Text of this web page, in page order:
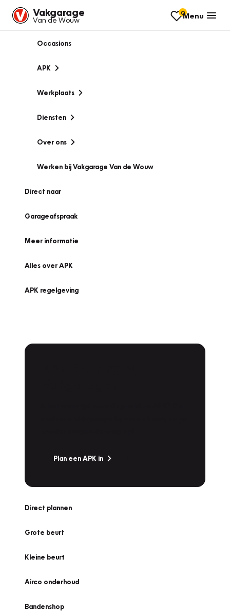
Vakgarage
Van de Wouw
0Menu
Occasions
APK
Werkplaats
Diensten
Over ons
Werken bij Vakgarage Van de Wouw
Direct naar
Garageafspraak
Meer informatie
Alles over APK
APK regelgeving
Plan een APK in
Direct plannen
Grote beurt
Kleine beurt
Airco onderhoud
Bandenshop